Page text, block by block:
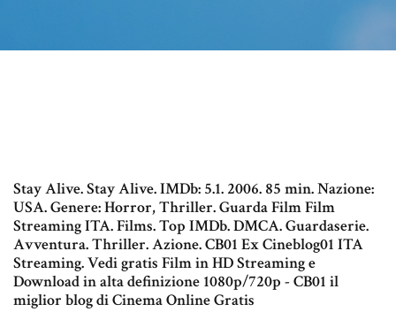
Stay Alive. Stay Alive. IMDb: 5.1. 2006. 85 min. Nazione:
USA. Genere: Horror, Thriller. Guarda Film Film
Streaming ITA. Films. Top IMDb. DMCA. Guardaserie.
Avventura. Thriller. Azione. CB01 Ex Cineblog01 ITA
Streaming. Vedi gratis Film in HD Streaming e
Download in alta definizione 1080p/720p - CB01 il
miglior blog di Cinema Online Gratis